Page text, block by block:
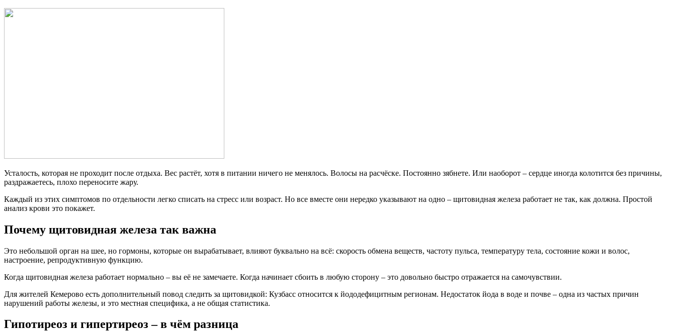
Усталость, которая не проходит после отдыха. Вес растёт, хотя в питании ничего не менялось. Волосы на расчёске. Постоянно зябнете. Или наоборот – сердце иногда колотится без причины,
раздражаетесь, плохо переносите жару.
Каждый из этих симптомов по отдельности легко списать на стресс или возраст. Но все вместе они нередко указывают на одно – щитовидная железа работает не так, как должна. Простой
анализ крови это покажет.
Почему щитовидная железа так важна
Это небольшой орган на шее, но гормоны, которые он вырабатывает, влияют буквально на всё: скорость обмена веществ, частоту пульса, температуру тела, состояние кожи и волос,
настроение, репродуктивную функцию.
Когда щитовидная железа работает нормально – вы её не замечаете. Когда начинает сбоить в любую сторону – это довольно быстро отражается на самочувствии.
Для жителей Кемерово есть дополнительный повод следить за щитовидкой: Кузбасс относится к йододефицитным регионам. Недостаток йода в воде и почве – одна из частых причин
нарушений работы железы, и это местная специфика, а не общая статистика.
Гипотиреоз и гипертиреоз – в чём разница